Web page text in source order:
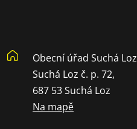
Obecní úřad Suchá Loz
Suchá Loz č. p. 72,
687 53 Suchá Loz
Na mapě